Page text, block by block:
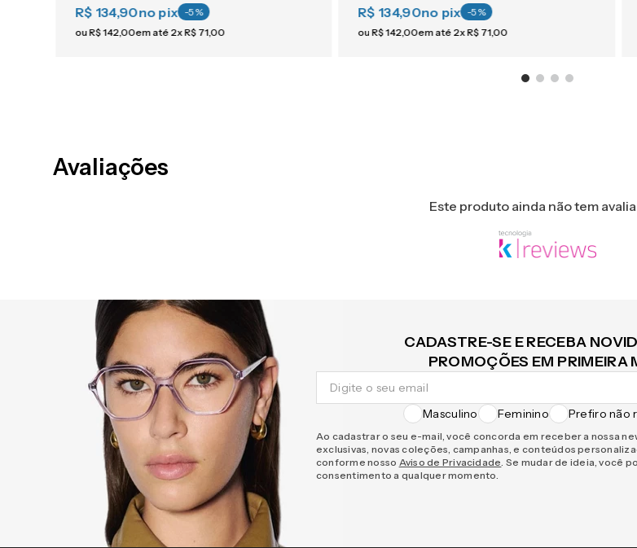
R$ 134,90no pix -5%
ouR$142,00em até 2xR$ 71,00
R$ 134,90no pix -5%
ouR$142,00em até 2xR$ 71,00
Avaliações
Este produto ainda não tem
CADASTRE-SE E RECEBA
PROMOÇÕES EM PRIMEIRA
Masculino Feminino Prefiro não
Ao cadastrar o seu e-mail, você concorda em receber a nossa
exclusivas, novas coleções, campanhas, e conteúdos
conforme nosso Aviso de Privacidade. Se mudar de ideia, você
consentimento a qualquer momento.